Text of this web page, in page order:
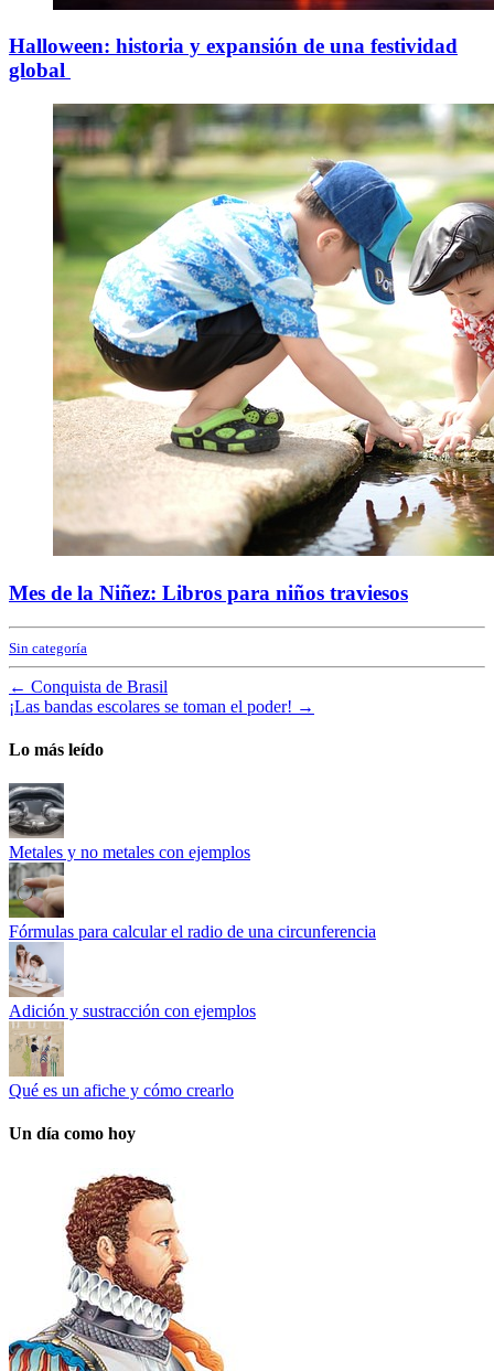
Halloween: historia y expansión de una festividad
global
Mes de la Niñez: Libros para niños traviesos
Sin categoría
← Conquista de Brasil
¡Las bandas escolares se toman el poder! →
Lo más leído
Metales y no metales con ejemplos
Fórmulas para calcular el radio de una circunferencia
Adición y sustracción con ejemplos
Qué es un afiche y cómo crearlo
Un día como hoy